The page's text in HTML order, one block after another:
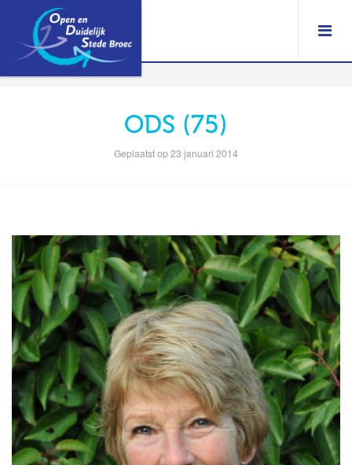
ODS (75)
Geplaatst op 23 januari 2014